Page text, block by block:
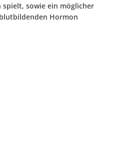
spielt, sowie ein möglicher
Hormon